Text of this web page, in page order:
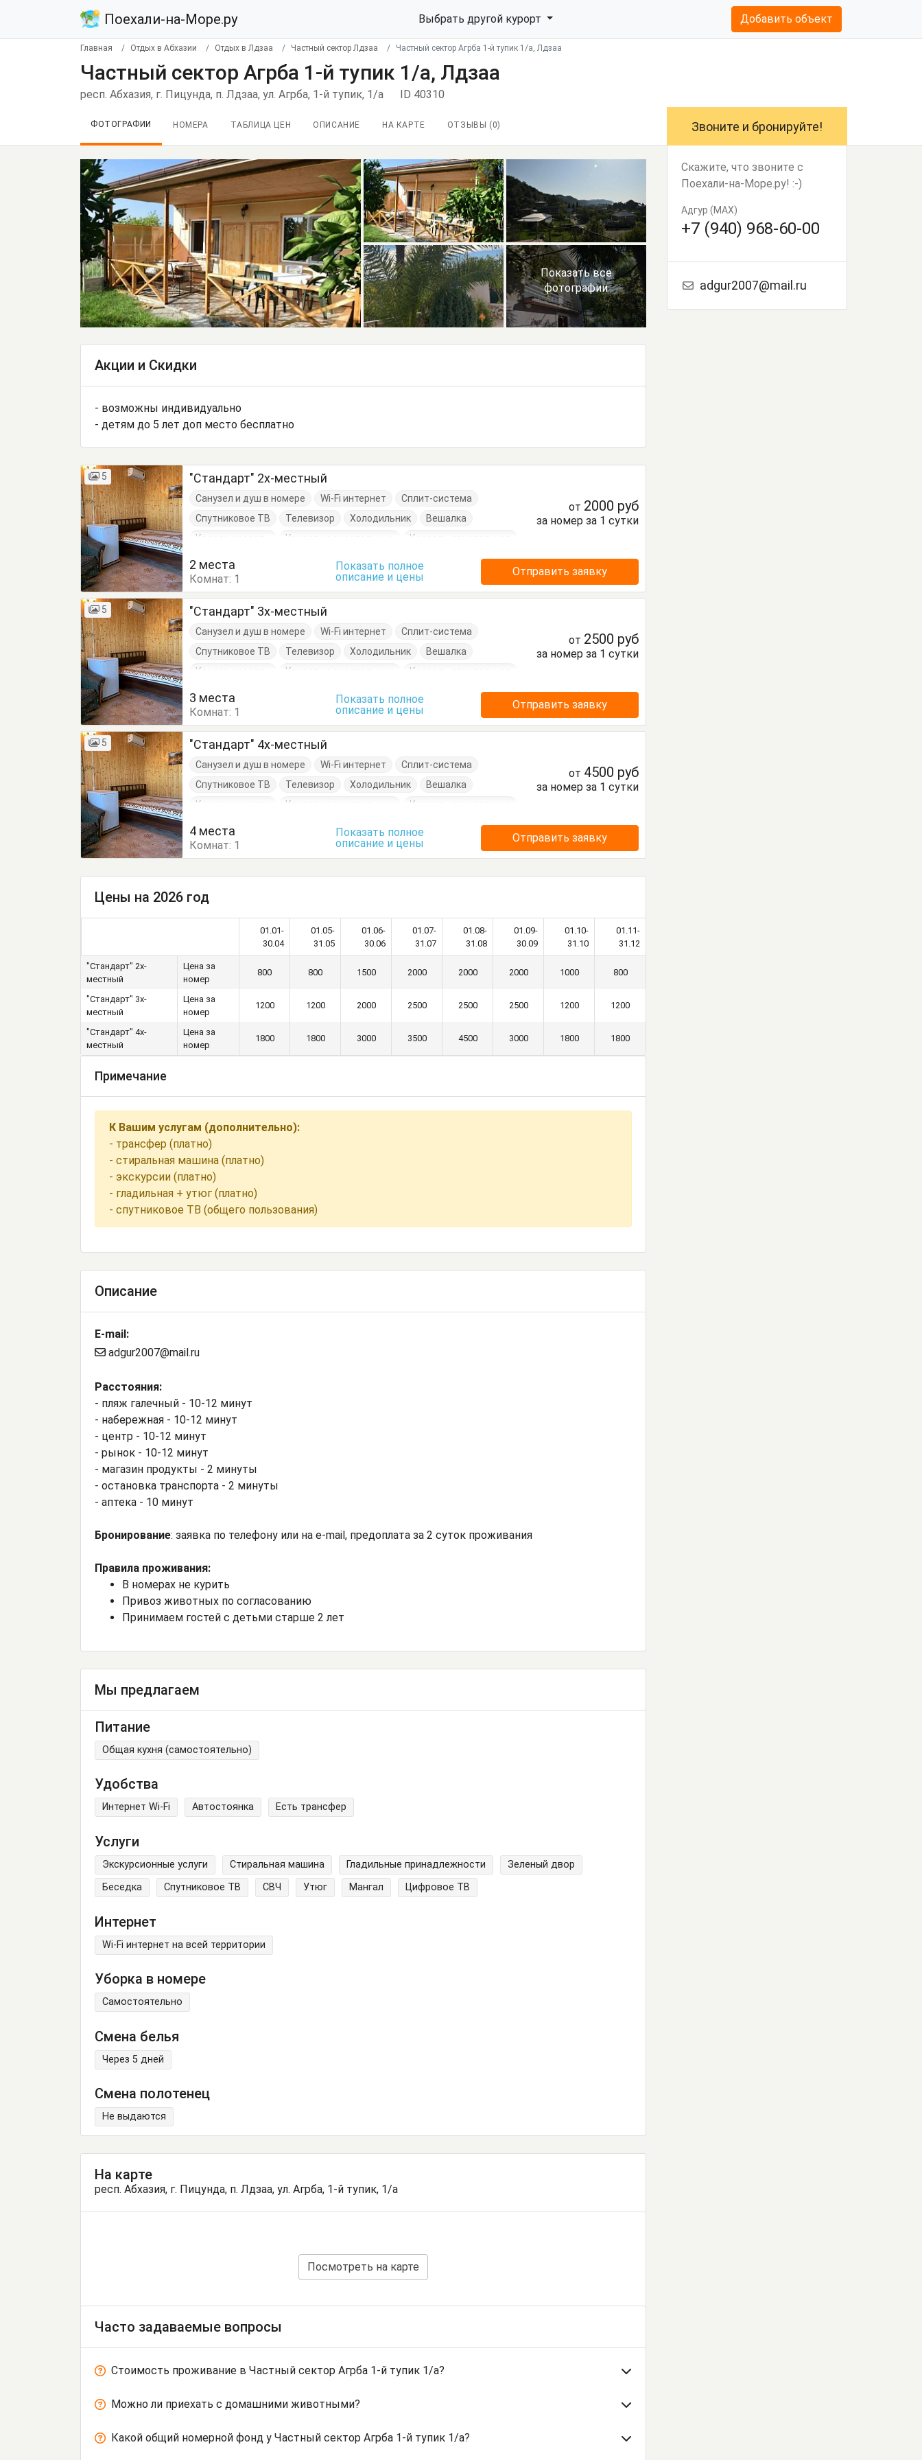
Поехали-на-Море.ру Выбрать другой курорт Добавить объект
Главная Отдых в Абхазии Отдых в Лдзаа Частный сектор Лдзаа Частный сектор Агрба 1-й тупик 1/а, Лдзаа
Частный сектор Агрба 1-й тупик 1/а, Лдзаа
респ. Абхазия, г. Пицунда, п. Лдзаа, ул. Агрба, 1-й тупик, 1/а ID 40310
ФОТОГРАФИИ НОМЕРА ТАБЛИЦА ЦЕН ОПИСАНИЕ НА КАРТЕ ОТЗЫВЫ ( 0)
Показать все
фотографии
Акции и Скидки
- возможны индивидуально
- детям до 5 лет доп место бесплатно
5 "Стандарт" 2х-местный
Санузел и душ в номере Wi-Fi интернет
Сплит-система
Спутниковое ТВ
Телевизор Холодильник
Вешалка
Кресло-кровать
Кровати односпальные
Кровать двуспальная
от 2000 руб
за номер за 1 сутки
2 места
Комнат: 1
Показать полное
описание и цены
Отправить заявку
5 "Стандарт" 3х-местный
Санузел и душ в номере Wi-Fi интернет
Сплит-система
Спутниковое ТВ
Телевизор Холодильник
Вешалка
Кресло-кровать
Кровати односпальные
Кровать двуспальная
от 2500 руб
за номер за 1 сутки
3 места
Комнат: 1
Показать полное
описание и цены
Отправить заявку
5 "Стандарт" 4х-местный
Санузел и душ в номере Wi-Fi интернет
Сплит-система
Спутниковое ТВ
Телевизор Холодильник
Вешалка
Кресло-кровать
Кровати односпальные
Кровать двуспальная
от 4500 руб
за номер за 1 сутки
4 места
Комнат: 1
Показать полное
описание и цены
Отправить заявку
Цены на 2026 год
01.01-
30.04
01.05-
31.05
01.06-
30.06
01.07-
31.07
01.08-
31.08
01.09-
30.09
01.10-
31.10
01.11-
31.12
"Стандарт" 2х-
местный
Цена за
номер
800 800 1500 2000 2000 2000 1000 800
"Стандарт" 3х-
местный
Цена за
номер
1200 1200 2000 2500 2500 2500 1200 1200
"Стандарт" 4х-
местный
Цена за
номер
1800 1800 3000 3500 4500 3000 1800 1800
Примечание
К Вашим услугам (дополнительно):
- трансфер (платно)
- стиральная машина (платно)
- экскурсии (платно)
- гладильная + утюг (платно)
- спутниковое ТВ (общего пользования)
Описание
E-mail:
adgur2007@mail.ru
Расстояния:
- пляж галечный - 10-12 минут
- набережная - 10-12 минут
- центр - 10-12 минут
- рынок - 10-12 минут
- магазин продукты - 2 минуты
- остановка транспорта - 2 минуты
- аптека - 10 минут
Бронирование: заявка по телефону или на е-mail, предоплата за 2 суток проживания
Правила проживания:
В номерах не курить
Привоз животных по согласованию
Принимаем гостей с детьми старше 2 лет
Мы предлагаем
Питание
Общая кухня (самостоятельно)
Удобства
Интернет Wi-Fi Автостоянка Есть трансфер
Услуги
Экскурсионные услуги Стиральная машина Гладильные принадлежности
Зеленый двор
Беседка
Спутниковое ТВ СВЧ Утюг Мангал Цифровое ТВ
Интернет
Wi-Fi интернет на всей территории
Уборка в номере
Самостоятельно
Смена белья
Через 5 дней
Смена полотенец
Не выдаются
На карте
респ. Абхазия, г. Пицунда, п. Лдзаа, ул. Агрба, 1-й тупик, 1/а
Посмотреть на карте
Часто задаваемые вопросы
Стоимость проживание в Частный сектор Агрба 1-й тупик 1/а?
Можно ли приехать с домашними животными?
Какой общий номерной фонд у Частный сектор Агрба 1-й тупик 1/а?
Звоните и бронируйте!
Скажите, что звоните с
Поехали-на-Море.ру! :-)
Адгур (MAX)
+7 (940) 968-60-00
adgur2007@mail.ru